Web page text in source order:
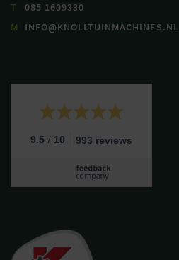
T
085 1609330
M
INFO@KNOLLTUINMACHINES.NL
9.5 / 10 993 reviews